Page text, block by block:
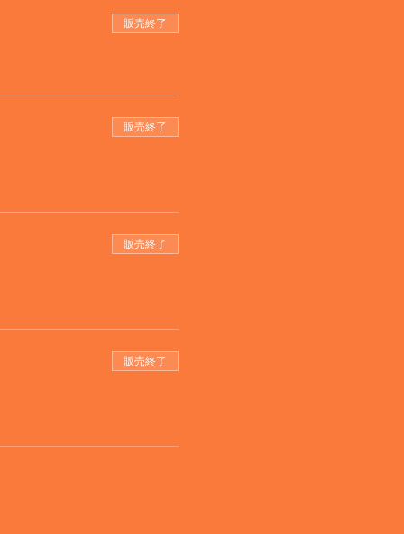
販売終了
販売終了
販売終了
販売終了